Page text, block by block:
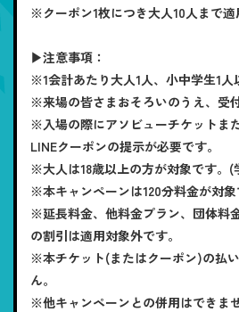
※クーポン1枚につき大人10人まで適
▶注意事項：
※1会計あたり大人1人、小中学生1人
※来場の皆さまおそろいのうえ、受
※入場の際にアソビューチケットま
LINEクーポンの提示が必要です。
※大人は18歳以上の方が対象です。(
※本キャンペーンは120分料金が対象
※延長料金、他料金プラン、団体料
の割引は適用対象外です。
※本チケット(またはクーポン)の払
ん。
※他キャンペーンとの併用はできませ